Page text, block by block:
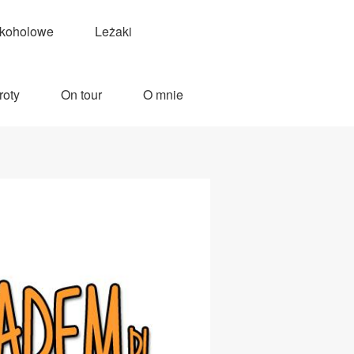
Leżaki
On tour O mnie